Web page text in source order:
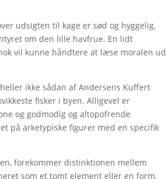
udsigten til kage er sød og hyggelig,
om den lille havfrue. En lidt
vil kunne håndtere at læse moralen ud
ikke sådan af Andersens Kuffert
fisker i byen. Alligevel er
og godmodig og altopofrende
på arketypiske figurer med en specifik
forekommer distinktionen mellem
som et tomt element eller en form,